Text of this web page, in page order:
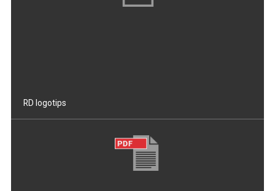
RD logotips